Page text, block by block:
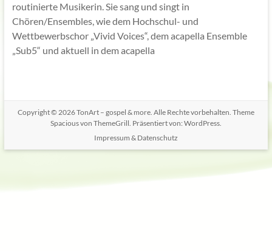
routinierte Musikerin. Sie sang und singt in
Chören/Ensembles, wie dem Hochschul- und
Wettbewerbschor „Vivid Voices“, dem acapella Ensemble
„Sub5“ und aktuell in dem acapella
Copyright © 2026TonArt – gospel & more. Alle Rechte vorbehalten. Theme
Spaciousvon ThemeGrill. Präsentiert von: WordPress.
Impressum & Datenschutz